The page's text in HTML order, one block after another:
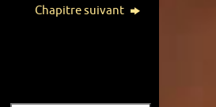
Chapitre suivant